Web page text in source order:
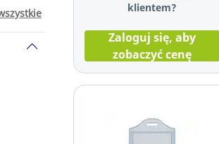
klientem?
Zaloguj się, aby
zobaczyć cenę